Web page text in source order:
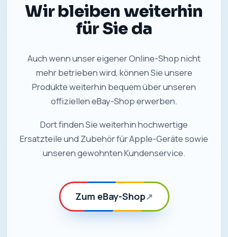
Wir bleiben weiterhin
für Sie da
Auch wenn unser eigener Online-Shop nicht
mehr betrieben wird, können Sie unsere
Produkte weiterhin bequem über unseren
offiziellen eBay-Shop erwerben.
Dort finden Sie weiterhin hochwertige
Ersatzteile und Zubehör für Apple-Geräte sowie
unseren gewohnten Kundenservice.
Zum eBay-Shop↗